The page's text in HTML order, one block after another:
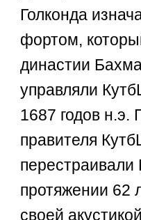
Голконда
фортом,
династии
управляли
1687 годов н.э.
правителя
перестраивали
протяжении 62
своей